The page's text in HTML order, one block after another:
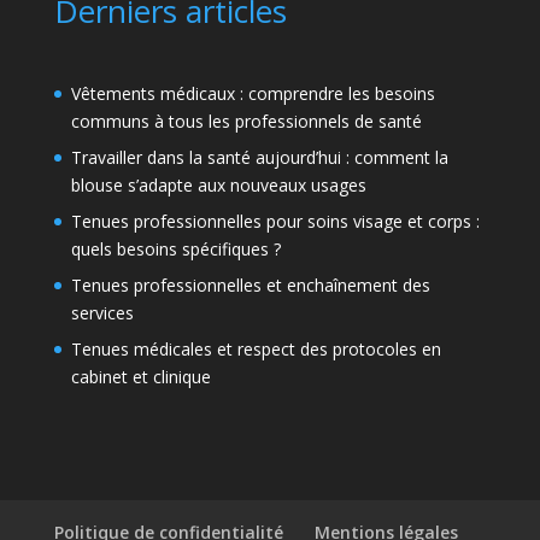
Derniers articles
Vêtements médicaux : comprendre les besoins
communs à tous les professionnels de santé
Travailler dans la santé aujourd’hui : comment la
blouse s’adapte aux nouveaux usages
Tenues professionnelles pour soins visage et corps :
quels besoins spécifiques ?
Tenues professionnelles et enchaînement des
services
Tenues médicales et respect des protocoles en
cabinet et clinique
Politique de confidentialité Mentions légales